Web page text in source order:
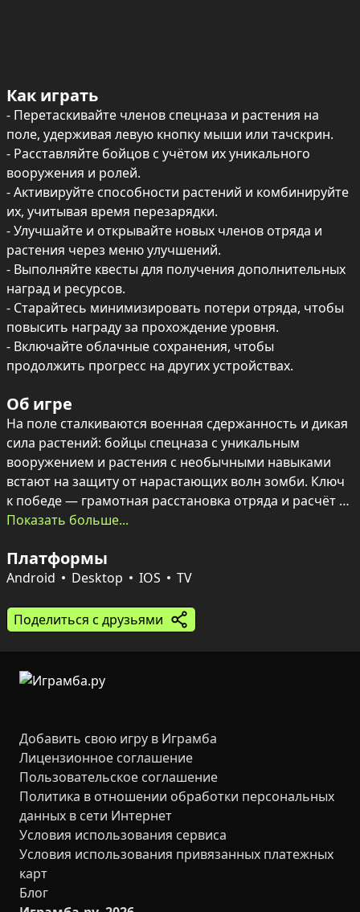
Как играть
- Перетаскивайте членов спецназа и растения на
поле, удерживая левую кнопку мыши или тачскрин.
- Расставляйте бойцов с учётом их уникального
вооружения и ролей.
- Активируйте способности растений и комбинируйте
их, учитывая время перезарядки.
- Улучшайте и открывайте новых членов отряда и
растения через меню улучшений.
- Выполняйте квесты для получения дополнительных
наград и ресурсов.
- Старайтесь минимизировать потери отряда, чтобы
повысить награду за прохождение уровня.
- Включайте облачные сохранения, чтобы
продолжить прогресс на других устройствах.
Об игре
На поле сталкиваются военная сдержанность и дикая
сила растений: бойцы спецназа с уникальным
вооружением и растения с необычными навыками
встают на защиту от нарастающих волн зомби. Ключ
к победе — грамотная расстановка отряда и расчёт
использования умений растений с учётом времени
Система прокачки для каждого бойца и растения
типы зомби, а разнообразные квесты дают
дополнительные ресурсы и цели. Облачные
продолжить игру на ПК, iOS или Android.
Показать больше...
Платформы
Android Desktop IOS TV
Поделиться с друзьями
Добавить свою игру в Играмба
Лицензионное соглашение
Пользовательское соглашение
Политика в отношении обработки персональных
данных в сети Интернет
Условия использования сервиса
Условия использования привязанных платежных
карт
Блог